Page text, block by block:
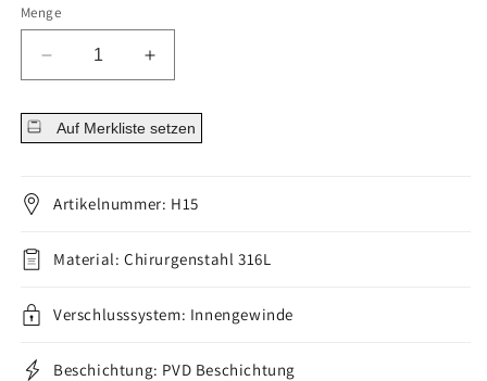
Menge
Menge
für
Hufeisen
Piercing
Innengewinde
Menge
für
Hufeisen
Piercing
Innengewinde
Auf Merkliste setzen
Artikelnummer: H15
Material: Chirurgenstahl 316L
Verschlusssystem: Innengewinde
Beschichtung: PVD Beschichtung